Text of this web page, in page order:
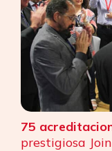
75
prestigiosa